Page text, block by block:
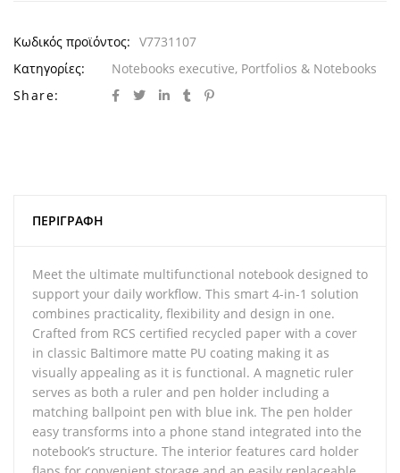
Κωδικός προϊόντος: V7731107
Κατηγορίες:
Notebooks executive, Portfolios & Notebooks
Share:
ΠΕΡΙΓΡΑΦΉ
Meet the ultimate multifunctional notebook designed to
support your daily workflow. This smart 4-in-1 solution
combines practicality, flexibility and design in one.
Crafted from RCS certified recycled paper with a cover
in classic Baltimore matte PU coating making it as
visually appealing as it is functional. A magnetic ruler
serves as both a ruler and pen holder including a
matching ballpoint pen with blue ink. The pen holder
easy transforms into a phone stand integrated into the
notebook’s structure. The interior features card holder